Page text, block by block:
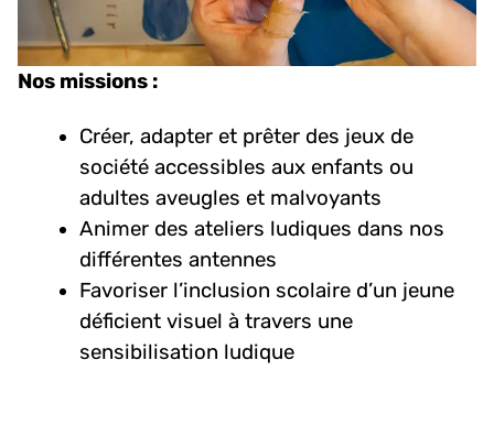
Nos missions :
Créer, adapter et prêter des jeux de
société accessibles aux enfants ou
adultes aveugles et malvoyants
Animer des ateliers ludiques dans nos
différentes antennes
Favoriser l’inclusion scolaire d’un jeune
déficient visuel à travers une
sensibilisation ludique